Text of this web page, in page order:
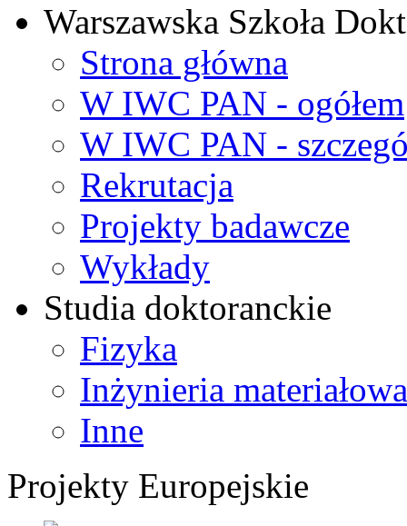
Warszawska Szkoła
Strona główna
W IWC PAN - ogółem
W IWC PAN -
Rekrutacja
Projekty badawcze
Wykłady
Studia doktoranckie
Fizyka
Inżynieria materiałowa
Inne
Projekty Europejskie